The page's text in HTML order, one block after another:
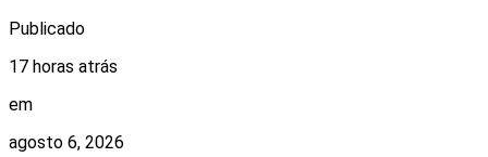
Publicado
17 horas atrás
em
agosto 6, 2026